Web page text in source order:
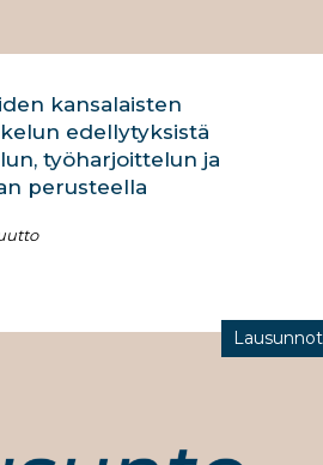
kansalaisten
edellytyksistä
työharjoittelun ja
perusteella
Lausunnot